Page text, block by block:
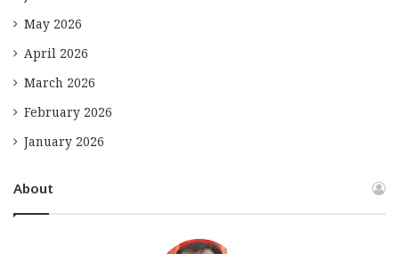
May 2026
April 2026
March 2026
February 2026
January 2026
About